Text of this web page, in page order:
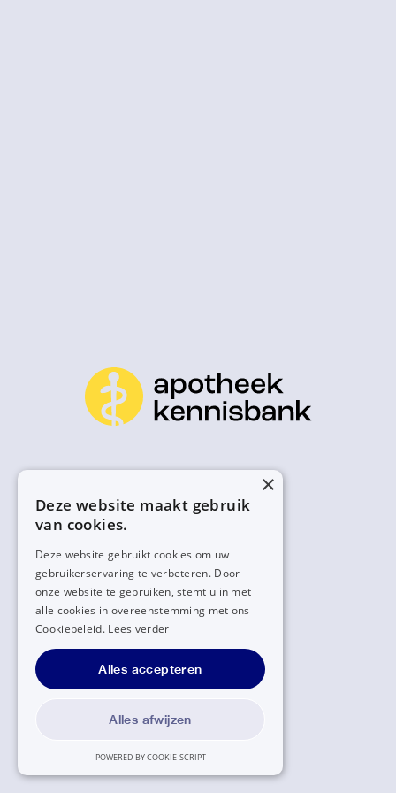
×
Deze website maakt gebruik
van cookies.
Deze website gebruikt cookies om uw
gebruikerservaring te verbeteren. Door
onze website te gebruiken, stemt u in met
alle cookies in overeenstemming met ons
Cookiebeleid. Lees verder
Alles accepteren
Alles afwijzen
POWERED BY COOKIE-SCRIPT